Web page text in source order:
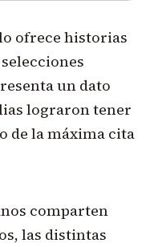
ofrece historias
un dato
lograron tener
de la máxima cita
comparten
las distintas